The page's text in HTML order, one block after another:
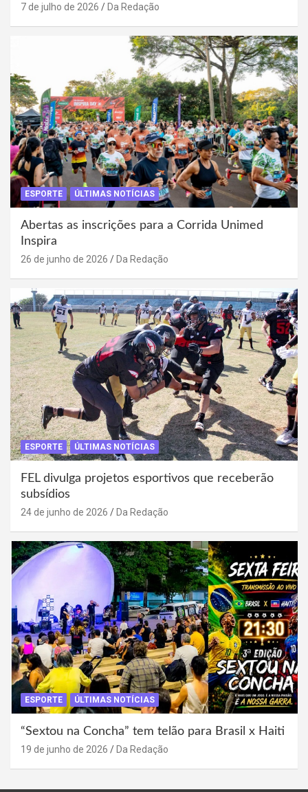
7 de julho de 2026 Da Redação
ESPORTE ÚLTIMAS NOTÍCIAS
Abertas as inscrições para a Corrida Unimed
Inspira
26 de junho de 2026 Da Redação
ESPORTE ÚLTIMAS NOTÍCIAS
FEL divulga projetos esportivos que receberão
subsídios
24 de junho de 2026 Da Redação
ESPORTE ÚLTIMAS NOTÍCIAS
“Sextou na Concha” tem telão para Brasil x Haiti
19 de junho de 2026 Da Redação